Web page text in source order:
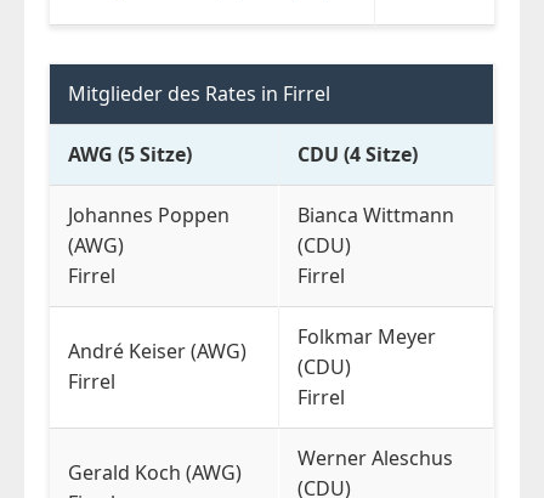
Mitglieder des Rates in Firrel
AWG (5 Sitze) CDU (4 Sitze)
Johannes Poppen
(AWG)
Firrel
Bianca Wittmann
(CDU)
Firrel
André Keiser (AWG)
Firrel
Folkmar Meyer
(CDU)
Firrel
Gerald Koch (AWG)
Werner Aleschus
(CDU)